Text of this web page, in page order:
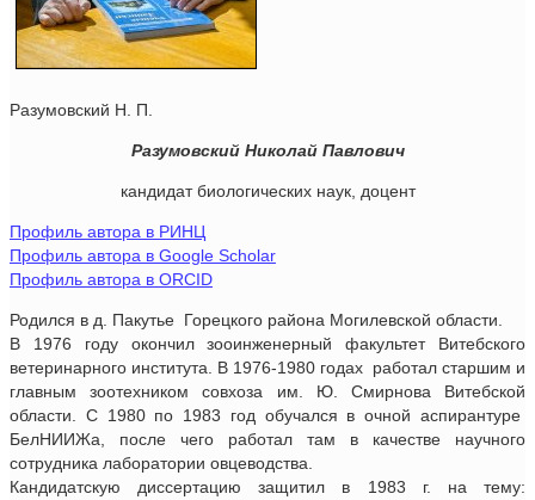
Разумовский Н. П.
Разумовский Николай Павлович
кандидат биологических наук, доцент
Профиль автора в РИНЦ
Профиль автора в Google Scholar
Профиль автора в ORCID
Родился в д. Пакутье Горецкого района Могилевской области.
В 1976 году окончил зооинженерный факультет Витебского
ветеринарного института. В 1976-1980 годах работал старшим и
главным зоотехником совхоза им. Ю. Смирнова Витебской
области. С 1980 по 1983 год обучался в очной аспирантуре
БелНИИЖа, после чего работал там в качестве научного
сотрудника лаборатории овцеводства.
Кандидатскую диссертацию защитил в 1983 г. на тему: